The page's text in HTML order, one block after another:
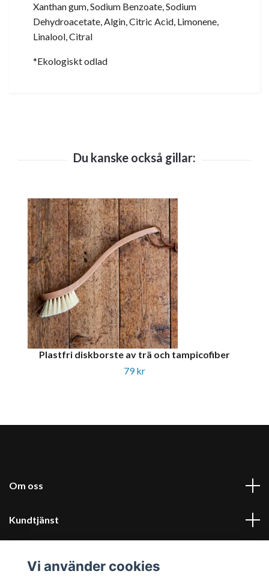
Xanthan gum, Sodium Benzoate, Sodium
Dehydroacetate, Algin, Citric Acid, Limonene,
Linalool, Citral
*Ekologiskt odlad
Plastfri diskborste av trä och tampicofiber
79 kr
Om oss
Kundtjänst
Vi använder cookies